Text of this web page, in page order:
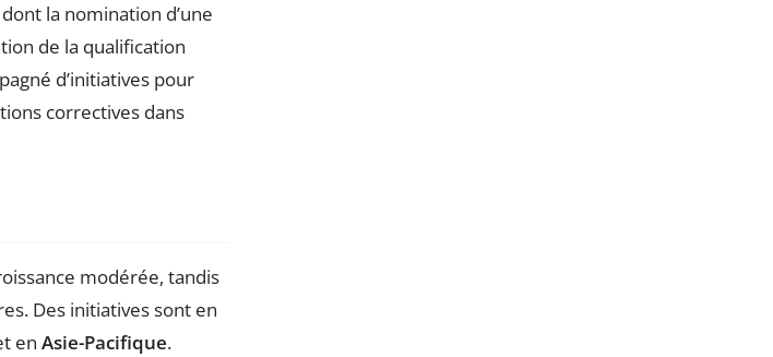
la nomination d’une
de la qualification
d’initiatives pour
correctives dans
modérée, tandis
Des initiatives sont en
en Asie-Pacifique.